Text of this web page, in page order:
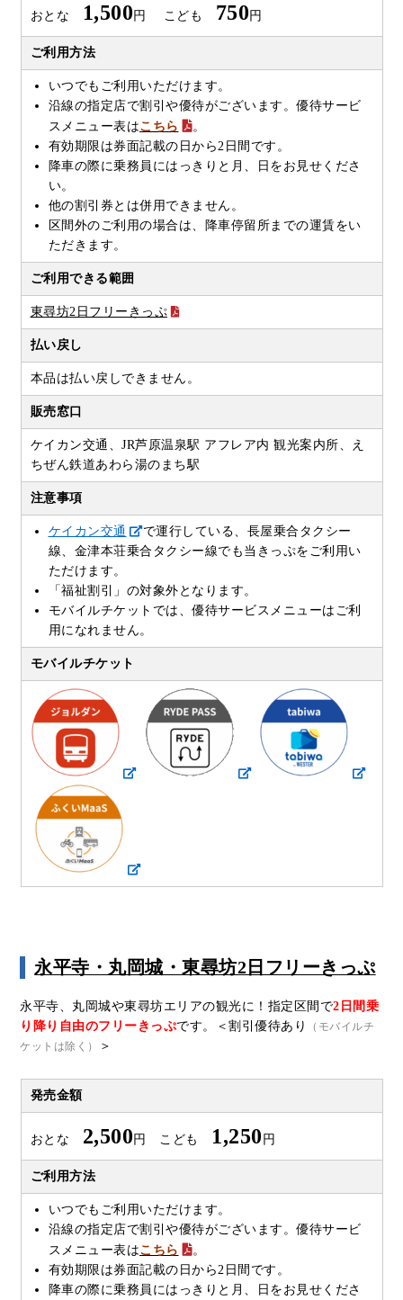
おとな 1,500 円 こども 750 円
ご利用方法
いつでもご利用いただけます。
沿線の指定店で割引や優待がございます。優待サービ
スメニュー表はこちら
。
有効期限は券面記載の日から2日間です。
降車の際に乗務員にはっきりと月、日をお見せくださ
い。
他の割引券とは併用できません。
区間外のご利用の場合は、降車停留所までの運賃をい
ただきます。
ご利用できる範囲
東尋坊2日フリーきっぷ
払い戻し
本品は払い戻しできません。
販売窓口
ケイカン交通、JR芦原温泉駅 アフレア内 観光案内所、え
ちぜん鉄道あわら湯のまち駅
注意事項
ケイカン交通
で運行している、長屋乗合タクシー
線、金津本荘乗合タクシー線でも当きっぷをご利用い
ただけます。
「福祉割引」の対象外となります。
モバイルチケットでは、優待サービスメニューはご利
用になれません。
モバイルチケット
永平寺・丸岡城・東尋坊2日フリーきっぷ
永平寺、丸岡城や東尋坊エリアの観光に！指定区間で2日間乗
り降り自由のフリーきっぷです。＜割引優待あり
（モバイルチ
ケットは除く）
＞
発売金額
おとな 2,500 円 こども 1,250 円
ご利用方法
いつでもご利用いただけます。
沿線の指定店で割引や優待がございます。優待サービ
スメニュー表はこちら
。
有効期限は券面記載の日から2日間です。
降車の際に乗務員にはっきりと月、日をお見せくださ